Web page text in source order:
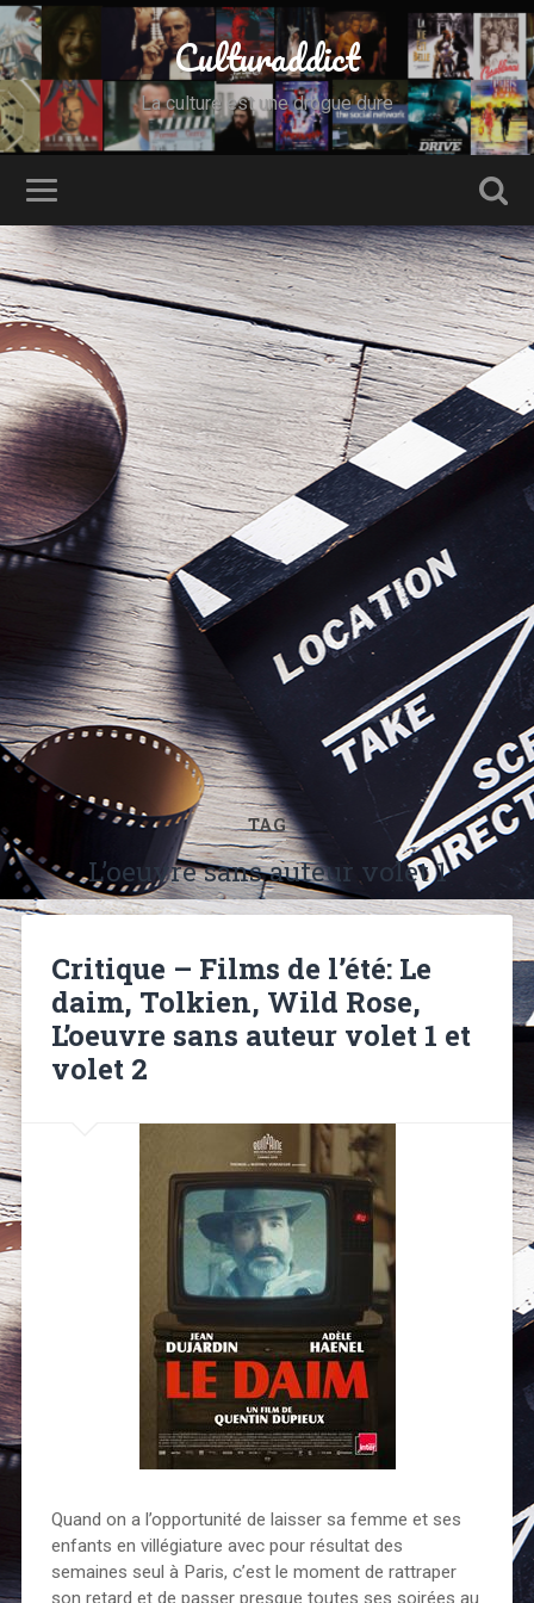
Culturaddict
La culture est une drogue dure
TAG
L’oeuvre sans auteur volet 1
Critique – Films de l’été: Le
daim, Tolkien, Wild Rose,
L’oeuvre sans auteur volet 1 et
volet 2
Quand on a l’opportunité de laisser sa femme et ses
enfants en villégiature avec pour résultat des
semaines seul à Paris, c’est le moment de rattraper
son retard et de passer presque toutes ses soirées au